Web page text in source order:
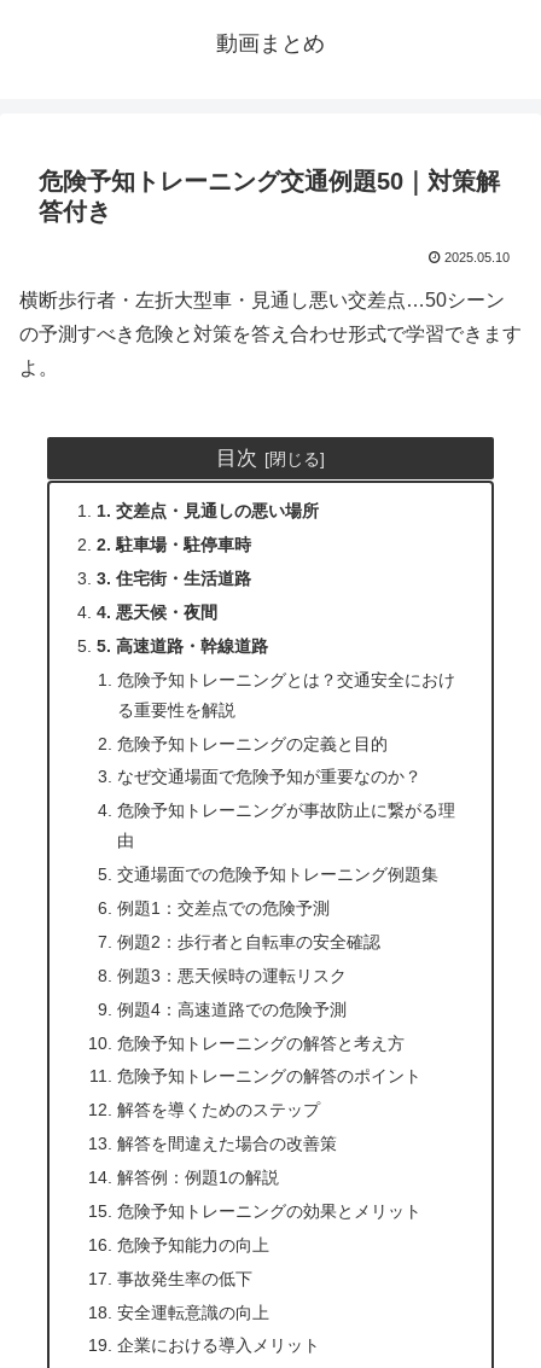
動画まとめ
危険予知トレーニング交通例題50｜対策解
答付き
2025.05.10
横断歩行者・左折大型車・見通し悪い交差点…50シーン
の予測すべき危険と対策を答え合わせ形式で学習できます
よ。
目次
1. 交差点・見通しの悪い場所
2. 駐車場・駐停車時
3. 住宅街・生活道路
4. 悪天候・夜間
5. 高速道路・幹線道路
危険予知トレーニングとは？交通安全におけ
る重要性を解説
危険予知トレーニングの定義と目的
なぜ交通場面で危険予知が重要なのか？
危険予知トレーニングが事故防止に繋がる理
由
交通場面での危険予知トレーニング例題集
例題1：交差点での危険予測
例題2：歩行者と自転車の安全確認
例題3：悪天候時の運転リスク
例題4：高速道路での危険予測
危険予知トレーニングの解答と考え方
危険予知トレーニングの解答のポイント
解答を導くためのステップ
解答を間違えた場合の改善策
解答例：例題1の解説
危険予知トレーニングの効果とメリット
危険予知能力の向上
事故発生率の低下
安全運転意識の向上
企業における導入メリット